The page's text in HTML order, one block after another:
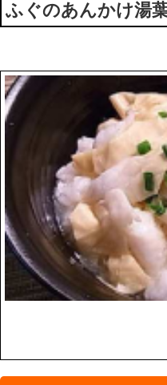
ふぐのあんかけ湯